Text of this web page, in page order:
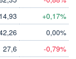
+ LISTE
+0,17%
0,00%
27,6 -0,79%